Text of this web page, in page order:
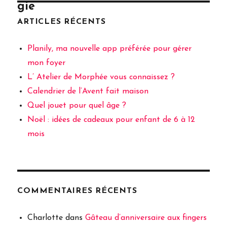
gie
ARTICLES RÉCENTS
Planily, ma nouvelle app préférée pour gérer
mon foyer
L’ Atelier de Morphée vous connaissez ?
Calendrier de l’Avent fait maison
Quel jouet pour quel âge ?
Noël : idées de cadeaux pour enfant de 6 à 12
mois
COMMENTAIRES RÉCENTS
Charlotte dansGâteau d’anniversaire aux fingers